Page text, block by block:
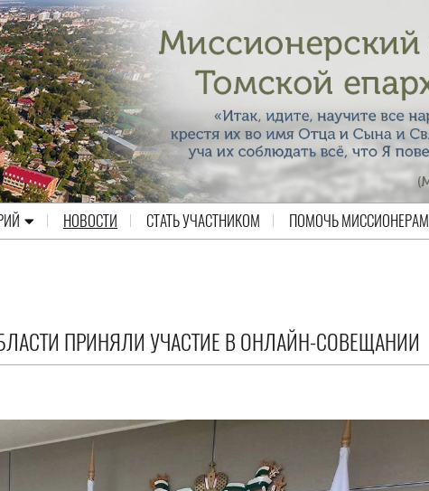
НОВОСТИ СТАТЬ УЧАСТНИКОМ ПОМОЧЬ МИССИОНЕРАМ
ПРИНЯЛИ УЧАСТИЕ В ОНЛАЙН-СОВЕЩАНИИ